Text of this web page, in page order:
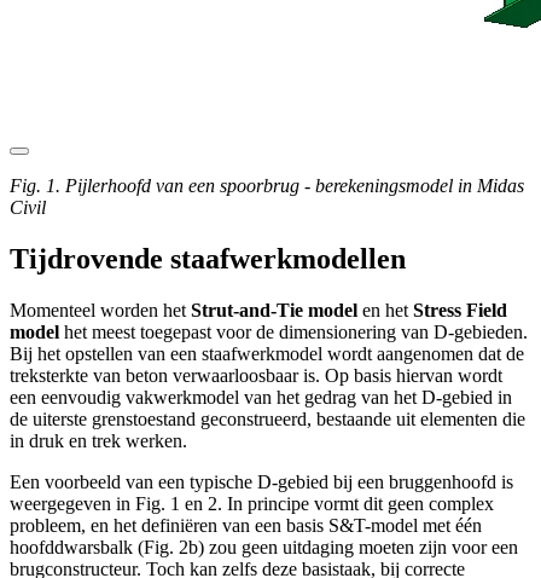
Fig. 1. Pijlerhoofd van een spoorbrug - berekeningsmodel in Midas
Civil
Tijdrovende staafwerkmodellen
Momenteel worden het Strut-and-Tie model en het Stress Field
model het meest toegepast voor de dimensionering van D-gebieden.
Bij het opstellen van een staafwerkmodel wordt aangenomen dat de
treksterkte van beton verwaarloosbaar is. Op basis hiervan wordt
een eenvoudig vakwerkmodel van het gedrag van het D-gebied in
de uiterste grenstoestand geconstrueerd, bestaande uit elementen die
in druk en trek werken.
Een voorbeeld van een typische D-gebied bij een bruggenhoofd is
weergegeven in Fig. 1 en 2. In principe vormt dit geen complex
probleem, en het definiëren van een basis S&T-model met één
hoofddwarsbalk (Fig. 2b) zou geen uitdaging moeten zijn voor een
brugconstructeur. Toch kan zelfs deze basistaak, bij correcte